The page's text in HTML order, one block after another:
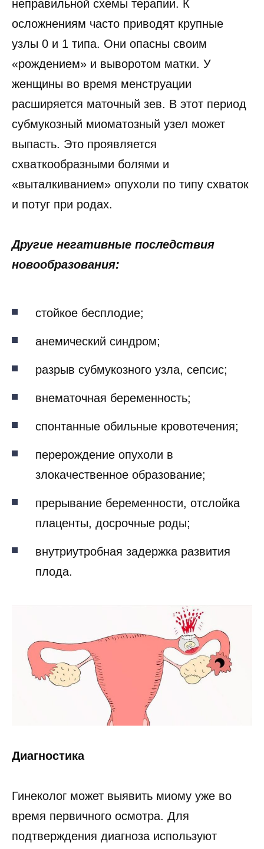
неправильной схемы терапии. К
осложнениям часто приводят крупные
узлы 0 и 1 типа. Они опасны своим
«рождением» и выворотом матки. У
женщины во время менструации
расширяется маточный зев. В этот период
субмукозный миоматозный узел может
выпасть. Это проявляется
схваткообразными болями и
«выталкиванием» опухоли по типу схваток
и потуг при родах.
Другие негативные последствия
новообразования:
стойкое бесплодие;
анемический синдром;
разрыв субмукозного узла, сепсис;
внематочная беременность;
спонтанные обильные кровотечения;
перерождение опухоли в
злокачественное образование;
прерывание беременности, отслойка
плаценты, досрочные роды;
внутриутробная задержка развития
плода.
Диагностика
Гинеколог может выявить миому уже во
время первичного осмотра. Для
подтверждения диагноза используют